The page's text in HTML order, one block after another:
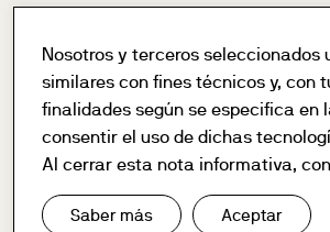
Nosotros y terceros
similares con fines técnicos y, con
finalidades según se especifica en
consentir el uso de dichas
Al cerrar esta nota informativa,
Saber más Aceptar